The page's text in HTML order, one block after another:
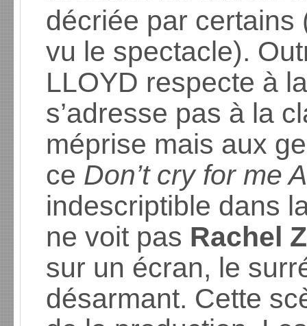
décriée par certains
vu le spectacle).
LLOYD respecte à
s’adresse pas à la
méprise mais aux
ce Don’t cry for me
indescriptible dans
ne voit pas Rachel
sur un écran, le
désarmant. Cette